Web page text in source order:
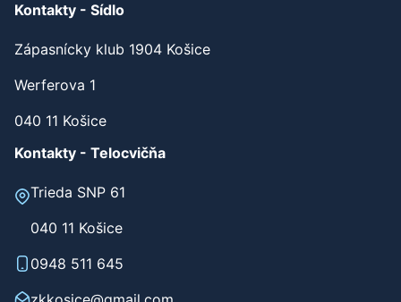
Kontakty - Sídlo
Zápasnícky klub 1904 Košice
Werferova 1
040 11 Košice
Kontakty - Telocvičňa
Trieda SNP 61
040 11 Košice
0948 511 645